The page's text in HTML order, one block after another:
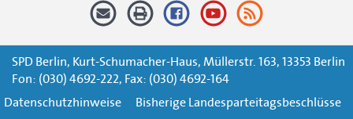
SPD Berlin, Kurt-Schumacher-Haus, Müllerstr. 163, 13353 Berlin
Fon: (030) 4692-222, Fax: (030) 4692-164
Datenschutzhinweise
Bisherige Landesparteitagsbeschlüsse